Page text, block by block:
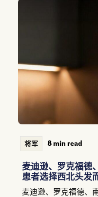
将军 8 min read
麦迪逊、罗克福德
患者选择西北头发
麦迪逊、罗克福德、